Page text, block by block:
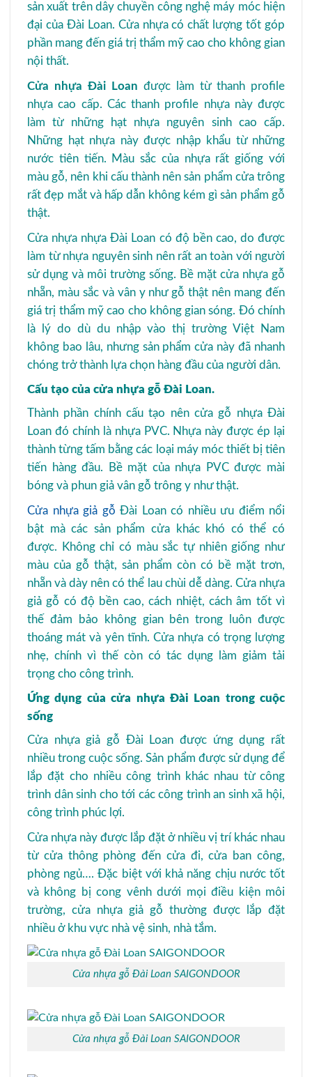
sản xuất trên dây chuyền công nghệ máy móc hiện
đại của Đài Loan. Cửa nhựa có chất lượng tốt góp
phần mang đến giá trị thẩm mỹ cao cho không gian
nội thất.
Cửa nhựa Đài Loan được làm từ thanh profile
nhựa cao cấp. Các thanh profile nhựa này được
làm từ những hạt nhựa nguyên sinh cao cấp.
Những hạt nhựa này được nhập khẩu từ những
nước tiên tiến. Màu sắc của nhựa rất giống với
màu gỗ, nên khi cấu thành nên sản phẩm cửa trông
rất đẹp mắt và hấp dẫn không kém gì sản phẩm gỗ
thật.
Cửa nhựa nhựa Đài Loan có độ bền cao, do được
làm từ nhựa nguyên sinh nên rất an toàn với người
sử dụng và môi trường sống. Bề mặt cửa nhựa gỗ
nhẵn, màu sắc và vân y như gỗ thật nên mang đến
giá trị thẩm mỹ cao cho không gian sóng. Đó chính
là lý do dù du nhập vào thị trường Việt Nam
không bao lâu, nhưng sản phẩm cửa này đã nhanh
chóng trở thành lựa chọn hàng đầu của người dân.
Cấu tạo của cửa nhựa gỗ Đài Loan.
Thành phần chính cấu tạo nên cửa gỗ nhựa Đài
Loan đó chính là nhựa PVC. Nhựa này được ép lại
thành từng tấm bằng các loại máy móc thiết bị tiên
tiến hàng đầu. Bề mặt của nhựa PVC được mài
bóng và phun giả vân gỗ trông y như thật.
Cửa nhựa giả gỗ Đài Loan có nhiều ưu điểm nổi
bật mà các sản phẩm cửa khác khó có thể có
được. Không chỉ có màu sắc tự nhiên giống như
màu của gỗ thật, sản phẩm còn có bề mặt trơn,
nhẵn và dày nên có thể lau chùi dễ dàng. Cửa nhựa
giả gỗ có độ bền cao, cách nhiệt, cách âm tốt vì
thế đảm bảo không gian bên trong luôn được
thoáng mát và yên tĩnh. Cửa nhựa có trọng lượng
nhẹ, chính vì thế còn có tác dụng làm giảm tải
trọng cho công trình.
Ứng dụng của cửa nhựa Đài Loan trong cuộc
sống
Cửa nhựa giả gỗ Đài Loan được ứng dụng rất
nhiều trong cuộc sống. Sản phẩm được sử dụng để
lắp đặt cho nhiều công trình khác nhau từ công
trình dân sinh cho tới các công trình an sinh xã hội,
công trình phúc lợi.
Cửa nhựa này được lắp đặt ở nhiều vị trí khác nhau
từ cửa thông phòng đến cửa đi, cửa ban công,
phòng ngủ…. Đặc biệt với khả năng chịu nước tốt
và không bị cong vênh dưới mọi điều kiện môi
trường, cửa nhựa giả gỗ thường được lắp đặt
nhiều ở khu vực nhà vệ sinh, nhà tắm.
Cửa nhựa gỗ Đài Loan SAIGONDOOR
Cửa nhựa gỗ Đài Loan SAIGONDOOR